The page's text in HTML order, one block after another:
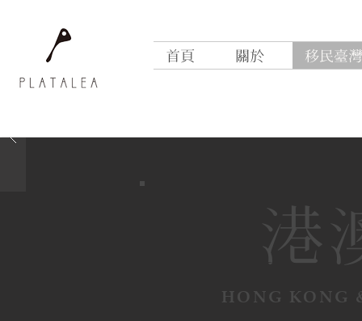
首頁 關於 移民臺灣
港
​HONG KONG